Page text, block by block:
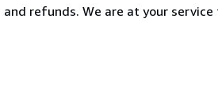
refunds. We are at your